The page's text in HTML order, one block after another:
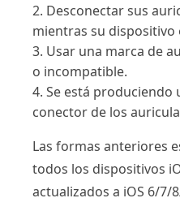
2. Desconectar sus
mientras su dispositivo
3. Usar una marca de
o incompatible.
4. Se está produciendo
conector de los
Las formas anteriores
todos los dispositivos
actualizados a iOS 6/7/